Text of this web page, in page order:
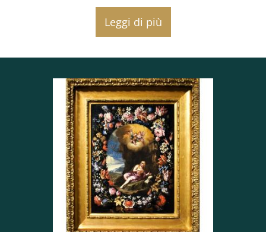
La spedizione è tracciata e assicurata e viaggia con
un accurato imballo antiurto all'interno di una
cassa di legno su misura.
Leggi di più